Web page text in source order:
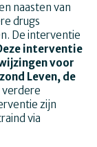
naasten van
drugs
De interventie
interventie
voor
Leven, de
verdere
zijn
via